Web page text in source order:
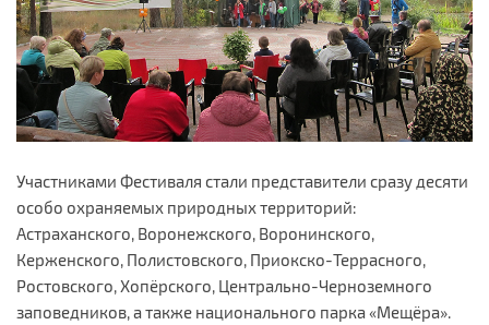
Участниками Фестиваля стали представители сразу десяти
особо охраняемых природных территорий:
Астраханского, Воронежского, Воронинского,
Керженского, Полистовского, Приокско-Террасного,
Ростовского, Хопёрского, Центрально-Черноземного
заповедников, а также национального парка «Мещёра».